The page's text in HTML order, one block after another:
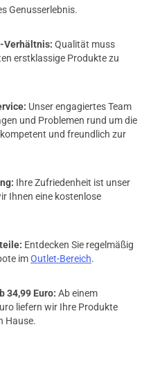
Genusserlebnis.
Verhältnis: Qualität muss
erstklassige Produkte zu
Unser engagiertes Team
und Problemen rund um die
und freundlich zur
Ihre Zufriedenheit ist unser
Ihnen eine kostenlose
Entdecken Sie regelmäßig
imOutlet-Bereich.
34,99 Euro: Ab einem
liefern wir Ihre Produkte
Hause.